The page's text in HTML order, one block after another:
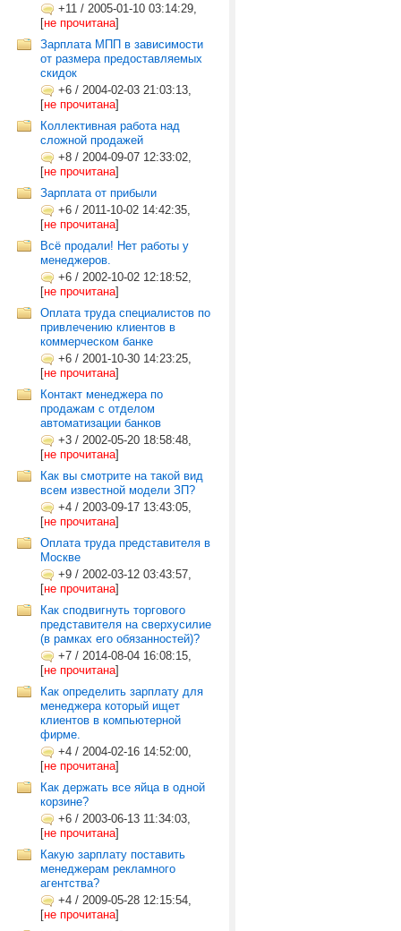
+11 / 2005-01-10 03:14:29,
[не прочитана]
Зарплата МПП в зависимости
от размера предоставляемых
скидок
+6 / 2004-02-03 21:03:13,
[не прочитана]
Коллективная работа над
сложной продажей
+8 / 2004-09-07 12:33:02,
[не прочитана]
Зарплата от прибыли
+6 / 2011-10-02 14:42:35,
[не прочитана]
Всё продали! Нет работы у
менеджеров.
+6 / 2002-10-02 12:18:52,
[не прочитана]
Оплата труда специалистов по
привлечению клиентов в
коммерческом банке
+6 / 2001-10-30 14:23:25,
[не прочитана]
Контакт менеджера по
продажам с отделом
автоматизации банков
+3 / 2002-05-20 18:58:48,
[не прочитана]
Как вы смотрите на такой вид
всем известной модели ЗП?
+4 / 2003-09-17 13:43:05,
[не прочитана]
Оплата труда представителя в
Москве
+9 / 2002-03-12 03:43:57,
[не прочитана]
Как сподвигнуть торгового
представителя на сверхусилие
(в рамках его обязанностей)?
+7 / 2014-08-04 16:08:15,
[не прочитана]
Как определить зарплату для
менеджера который ищет
клиентов в компьютерной
фирме.
+4 / 2004-02-16 14:52:00,
[не прочитана]
Как держать все яйца в одной
корзине?
+6 / 2003-06-13 11:34:03,
[не прочитана]
Какую зарплату поставить
менеджерам рекламного
агентства?
+4 / 2009-05-28 12:15:54,
[не прочитана]